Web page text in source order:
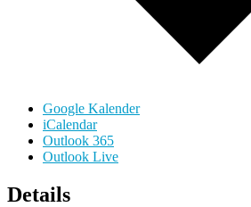
Google Kalender
iCalendar
Outlook 365
Outlook Live
Details